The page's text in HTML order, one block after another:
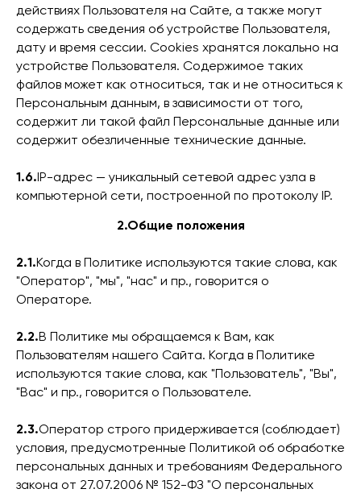
действиях Пользователя на Сайте, а также могут
содержать сведения об устройстве Пользователя,
дату и время сессии. Cookies хранятся локально на
устройстве Пользователя. Содержимое таких
файлов может как относиться, так и не относиться к
Персональным данным, в зависимости от того,
содержит ли такой файл Персональные данные или
содержит обезличенные технические данные.
1.6.IP-адрес — уникальный сетевой адрес узла в
компьютерной сети, построенной по протоколу IP.
2.Общие положения
2.1.Когда в Политике используются такие слова, как
"Оператор", "мы", "нас" и пр., говорится о
Операторе.
2.2.В Политике мы обращаемся к Вам, как
Пользователям нашего Сайта. Когда в Политике
используются такие слова, как "Пользователь", "Вы",
"Вас" и пр., говорится о Пользователе.
2.3.Оператор строго придерживается (соблюдает)
условия, предусмотренные Политикой об обработке
персональных данных и требованиям Федерального
закона от 27.07.2006 № 152-ФЗ "О персональных